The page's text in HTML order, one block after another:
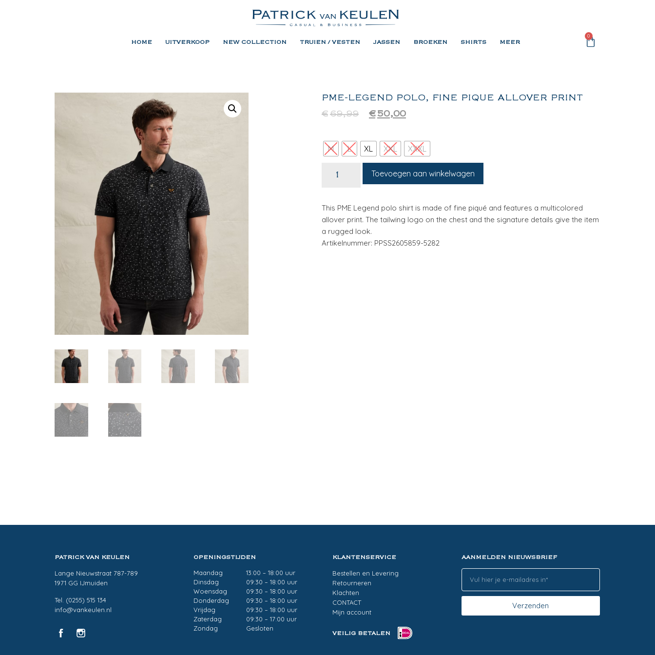
HOME UITVERKOOP NEW COLLECTION TRUIEN / VESTEN JASSEN BROEKEN SHIRTS MEER
0
PME-LEGEND POLO, FINE PIQUE ALLOVER PRINT
€69,99 € 50,00
M L XL XXL XXXL
Toevoegen aan winkelwagen
This PME Legend polo shirt is made of fine piqué and features a multicolored
allover print. The tailwing logo on the chest and the signature details give the item
a rugged look.
Artikelnummer: PPSS2605859-5282
PATRICK VAN KEULEN
Lange Nieuwstraat 787-789
1971 GG IJmuiden
Tel. (0255) 515 134
info@vankeulen.nl
OPENINGSTIJDEN
Maandag
13:00 – 18:00 uur
Dinsdag
09:30 – 18:00 uur
Woensdag
09:30 – 18:00 uur
Donderdag
09:30 – 18:00 uur
Vrijdag
09:30 – 18:00 uur
Zaterdag
09:30 – 17:00 uur
Zondag
Gesloten
KLANTENSERVICE
Bestellen en Levering
Retourneren
Klachten
CONTACT
Mijn account
VEILIG BETALEN
AANMELDEN NIEUWSBRIEF
Verzenden